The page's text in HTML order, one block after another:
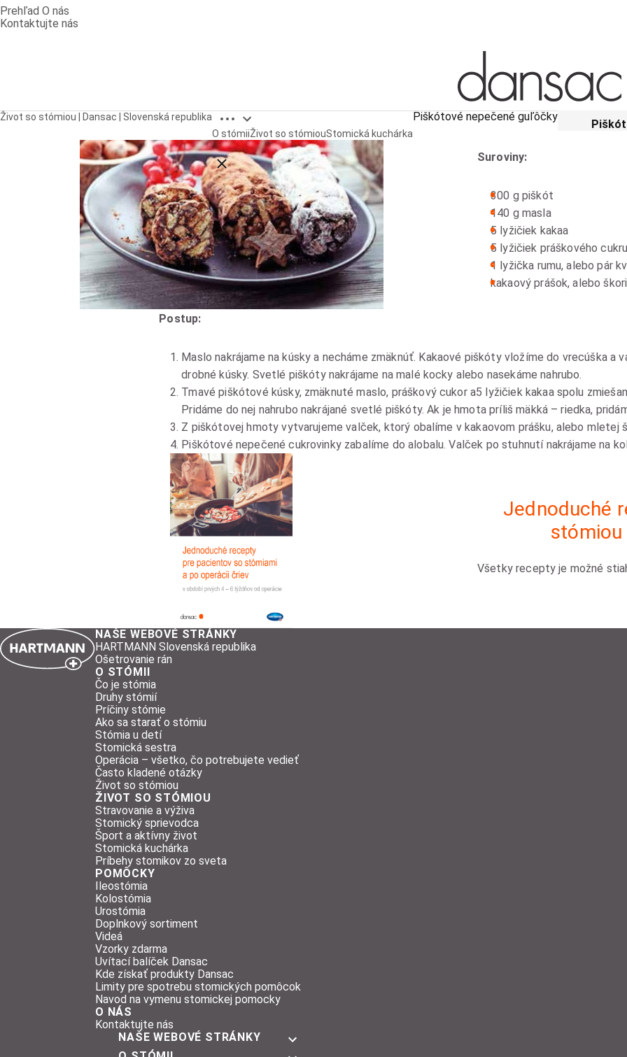
Prehľad O nás
Kontaktujte nás
Život so stómiou | Dansac | Slovenská republika Open breadcrumbs
Close breadcrumbs
O stómiiŽivot so stómiouStomická kuchárka
Piškótové nepečené guľôčky
Suroviny:
300 g piškót
140 g masla
5 lyžičiek kakaa
5 lyžičiek práškového cukru
1 lyžička rumu, alebo pár
kakaový prášok, alebo
Postup:
Maslo nakrájame na kúsky a necháme zmäknúť. Kakaové piškóty vložíme do vrecúška a
drobné kúsky. Svetlé piškóty nakrájame na malé kocky alebo nasekáme nahrubo.
Tmavé piškótové kúsky, zmäknuté maslo, práškový cukor a5 lyžičiek kakaa spolu
Pridáme do nej nahrubo nakrájané svetlé piškóty. Ak je hmota príliš mäkká – riedka,
Z piškótovej hmoty vytvarujeme valček, ktorý obalíme v kakaovom prášku, alebo mletej
Piškótové nepečené cukrovinky zabalíme do alobalu. Valček po stuhnutí nakrájame na
Jednoduché
stómiou
Všetky recepty je možné
NAŠE WEBOVÉ STRÁNKY
HARTMANN Slovenská republika
Ošetrovanie rán
O STÓMII
Čo je stómia
Druhy stómií
Príčiny stómie
Ako sa starať o stómiu
Stómia u detí
Stomická sestra
Operácia – všetko, čo potrebujete vedieť
Často kladené otázky
Život so stómiou
ŽIVOT SO STÓMIOU
Stravovanie a výživa
Stomický sprievodca
Šport a aktívny život
Stomická kuchárka
Príbehy stomikov zo sveta
POMÔCKY
Ileostómia
Kolostómia
Urostómia
Doplnkový sortiment
Videá
Vzorky zdarma
Uvítací balíček Dansac
Kde získať produkty Dansac
Limity pre spotrebu stomických pomôcok
Navod na vymenu stomickej pomocky
O NÁS
Kontaktujte nás
NAŠE WEBOVÉ STRÁNKY